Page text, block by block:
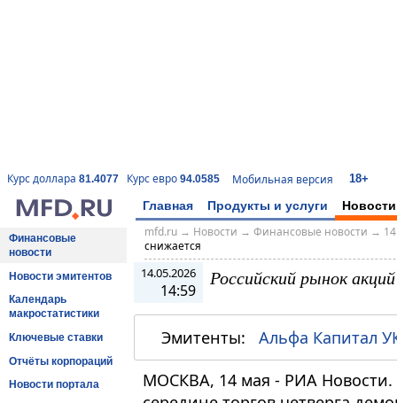
Курс доллара 81.4077 Курс евро 94.0585 Мобильная версия 18+
Главная Продукты и услуги Новости
Финансовые
новости
Новости эмитентов
Календарь
макростатистики
Ключевые ставки
Отчёты корпораций
Новости портала
mfd.ru→ Новости → Финансовые новости →
снижается
14.05.2026
14:59
Российский рынок
Эмитенты: Альфа Капитал
МОСКВА, 14 мая - РИА